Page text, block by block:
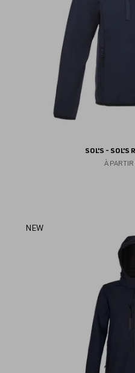
SOL'S - SOL'S
À PARTIR
NEW